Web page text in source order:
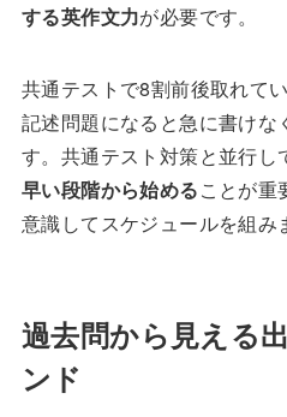
する英作文力が必要です。
共通テストで8割前後取れて
記述問題になると急に書けな
す。共通テスト対策と並行し
早い段階から始めることが重
意識してスケジュールを組み
過去問から見える
ンド